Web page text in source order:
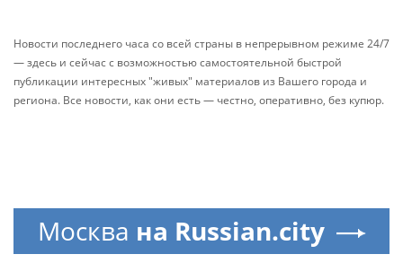
Новости последнего часа со всей страны в непрерывном режиме 24/7
— здесь и сейчас с возможностью самостоятельной быстрой
публикации интересных "живых" материалов из Вашего города и
региона. Все новости, как они есть — честно, оперативно, без купюр.
Москва на Russian.city